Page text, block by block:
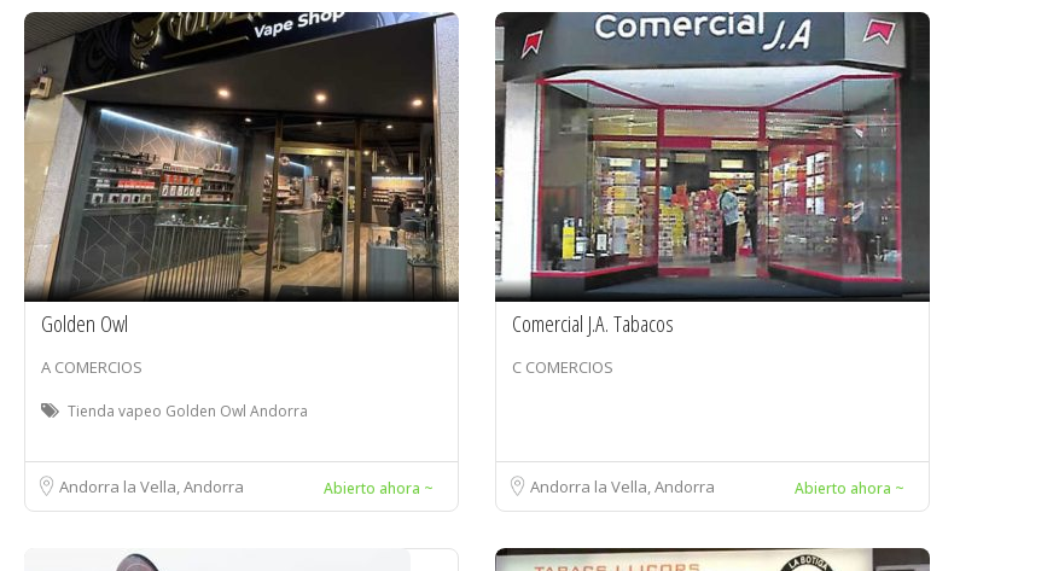
Golden Owl
A COMERCIOS
Tienda vapeo Golden Owl Andorra
Andorra la Vella, Andorra Abierto ahora ~
Comercial J.A. Tabacos
C COMERCIOS
Andorra la Vella, Andorra Abierto ahora ~